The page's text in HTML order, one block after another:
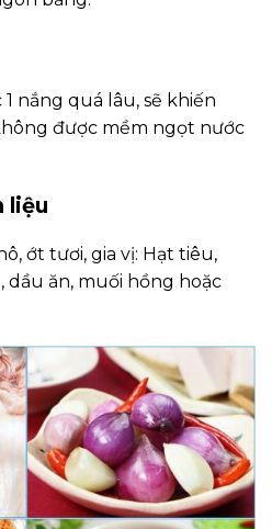
nắng quá lâu, sẽ khiến
được mềm ngọt nước
liệu
ớt tươi, gia vị: Hạt tiêu,
ăn, muối hồng hoặc